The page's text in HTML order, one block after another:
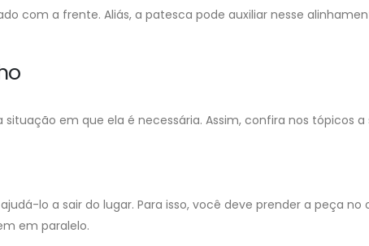
com a frente. Aliás, a patesca pode auxiliar nesse
em que ela é necessária. Assim, confira nos tópicos
lo a sair do lugar. Para isso, você deve prender a peça no
em paralelo.